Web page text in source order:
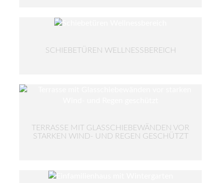
SCHIEBETÜREN WELLNESSBEREICH
TERRASSE MIT GLASSCHIEBEWÄNDEN VOR
STARKEN WIND- UND REGEN GESCHÜTZT